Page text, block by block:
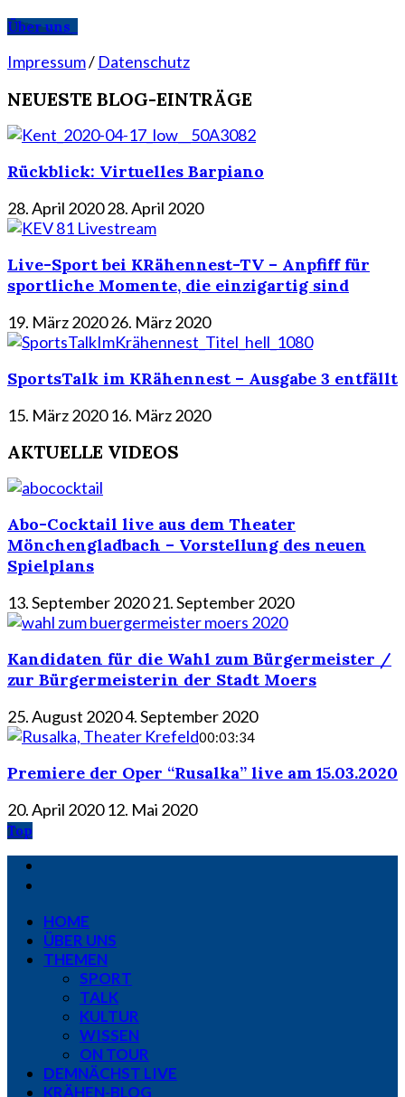
Über uns
Impressum/ Datenschutz
NEUESTE BLOG-EINTRÄGE
Rückblick: Virtuelles Barpiano
28. April 202028. April 2020
Live-Sport bei KRähennest-TV – Anpfiff für
sportliche Momente, die einzigartig sind
19. März 202026. März 2020
SportsTalk im KRähennest – Ausgabe 3 entfällt
15. März 2020 16. März 2020
AKTUELLE VIDEOS
Abo-Cocktail live aus dem Theater
Mönchengladbach – Vorstellung des neuen
Spielplans
13. September 202021. September 2020
Kandidaten für die Wahl zum Bürgermeister /
zur Bürgermeisterin der Stadt Moers
25. August 20204. September 2020
00:03:34
Premiere der Oper “Rusalka” live am 15.03.2020
20. April 2020 12. Mai 2020
Top
HOME
ÜBER UNS
THEMEN
SPORT
TALK
KULTUR
WISSEN
ON TOUR
DEMNÄCHST LIVE
KRÄHEN-BLOG